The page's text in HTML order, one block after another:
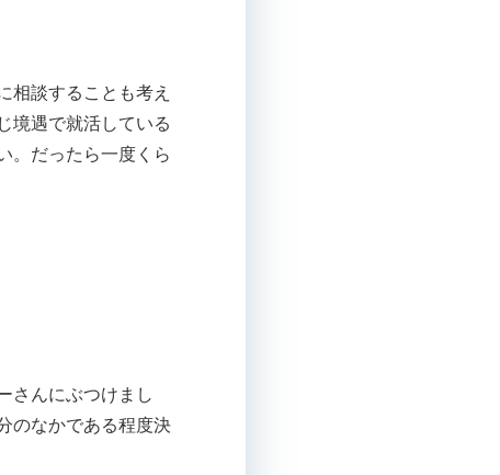
相談することも考え
境遇で就活している
。だったら一度くら
さんにぶつけまし
のなかである程度決